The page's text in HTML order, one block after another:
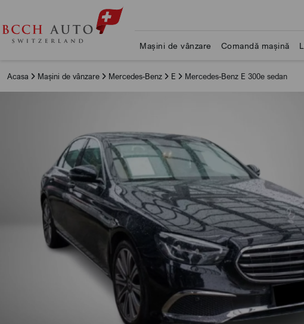
Mașini de vânzare Comandă mașină
Acasa Mașini de vânzare Mercedes-Benz E Mercedes-Benz E 300e sedan